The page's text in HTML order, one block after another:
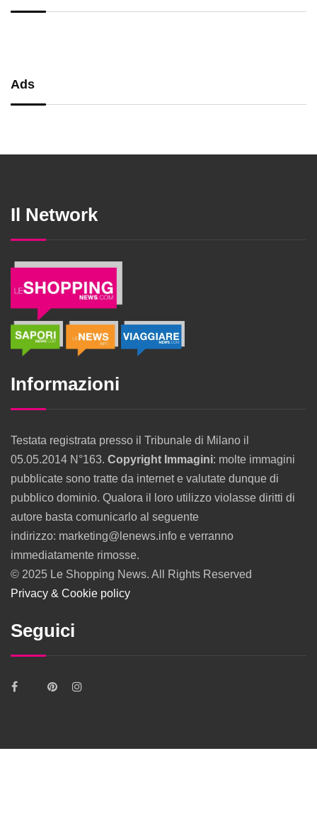
Ads
Il Network
Informazioni
Testata registrata presso il Tribunale di Milano il
05.05.2014 N°163. Copyright Immagini: molte immagini
pubblicate sono tratte da internet e valutate dunque di
pubblico dominio. Qualora il loro utilizzo violasse diritti di
autore basta comunicarlo al seguente
indirizzo: marketing@lenews.info e verranno
immediatamente rimosse.
© 2025 Le Shopping News. All Rights Reserved
Privacy & Cookie policy
Seguici